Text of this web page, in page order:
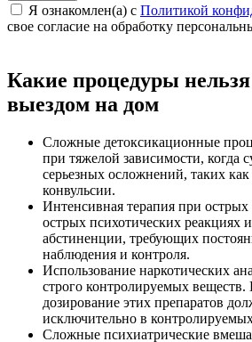
Я ознакомлен(а) с Политикой
свое cогласие на обработку
Какие процедуры
выездом на дом
Сложные детоксикационные
при тяжелой зависимости, когда
серьезных осложнений, таких
конвульсии.
Интенсивная терапия при
острых психотических реакциях
абстиненции, требующих
наблюдения и контроля.
Использование наркотических
строго контролируемых
дозирование этих препаратов
исключительно в
Сложные психиатрические